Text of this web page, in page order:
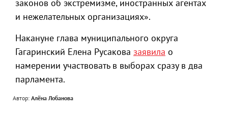
законов об экстремизме, иностранных агентах
и нежелательных организациях».
Накануне глава муниципального округа
Гагаринский Елена Русакова заявила о
намерении участвовать в выборах сразу в два
парламента.
Автор: Алёна Лобанова